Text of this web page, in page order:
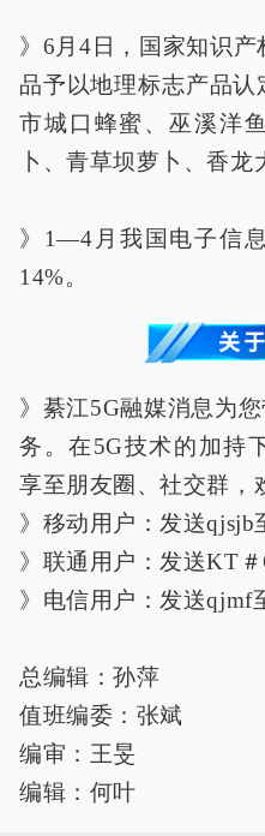
》6月4日，国家知识
品予以地理标志产品
市城口蜂蜜、巫溪洋
卜、青草坝萝卜、香龙
》1—4月我国电子信
14%。
》綦江5G融媒消息为
务。在5G技术的加持
享至朋友圈、社交群，
》移动用户：发送qjsjb
》联通用户：发送KT＃
》电信用户：发送qjmf
总编辑：孙萍
值班编委：张斌
编审：王旻
编辑：何叶